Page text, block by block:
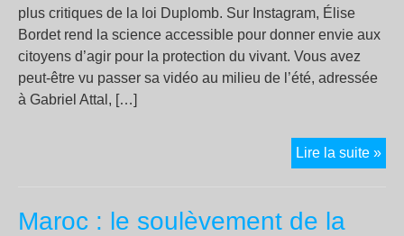
plus critiques de la loi Duplomb. Sur Instagram, Élise
Bordet rend la science accessible pour donner envie aux
citoyens d’agir pour la protection du vivant. Vous avez
peut-être vu passer sa vidéo au milieu de l’été, adressée
à Gabriel Attal, […]
Lire la suite »Loi
Maroc : le soulèvement de la